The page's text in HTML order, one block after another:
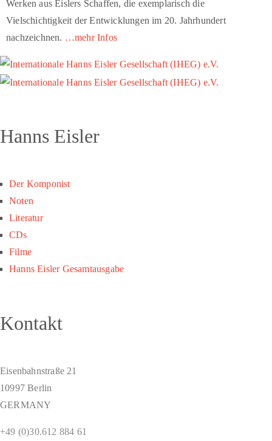
Werken aus Eislers Schaffen, die exemplarisch die
Vielschichtigkeit der Entwicklungen im 20. Jahrhundert
nachzeichnen. …mehr Infos
Hanns Eisler
Der Komponist
Noten
Literatur
CDs
Filme
Hanns Eisler Gesamtausgabe
Kontakt
Eisenbahnstraße 21
10997 Berlin
GERMANY
+49 (0)30.612 884 61